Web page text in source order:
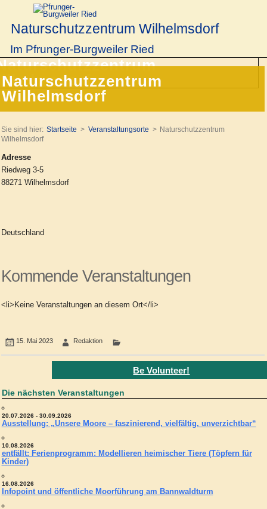
Naturschutzzentrum Wilhelmsdorf
Im Pfrunger-Burgweiler Ried
Naturschutzzentrum
Wilhelmsdorf
Sie sind hier: Startseite Veranstaltungsorte
Naturschutzzentrum
Wilhelmsdorf
Adresse
Riedweg 3-5
88271 Wilhelmsdorf
Deutschland
Kommende Veranstaltungen
<li>Keine Veranstaltungen an diesem Ort</li>
15. Mai 2023 Redaktion
Be Volunteer!
Die nächsten Veranstaltungen
20.07.2026 - 30.09.2026
Ausstellung: „Unsere Moore – faszinierend, vielfältig, unverzichtbar“
10.08.2026
entfällt: Ferienprogramm: Modellieren heimischer Tiere (Töpfern für
Kinder)
16.08.2026
Infopoint und öffentliche Moorführung am Bannwaldturm